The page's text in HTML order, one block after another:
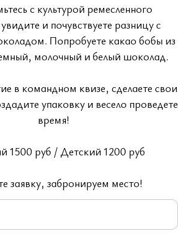
с культурой ремесленного
и почувствуете разницу с
Попробуете какао бобы из
молочный и белый шоколад.
в командном квизе, сделаете свои
упаковку и весело проведете
время!
1500 руб / Детский 1200 руб
заявку, забронируем место!
дней, после вскрытия 1
после вскрытия